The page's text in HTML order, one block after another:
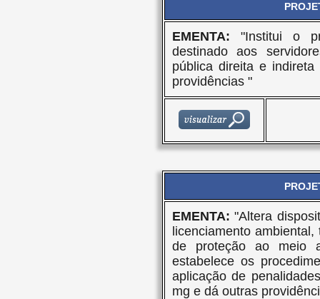
EMENTA: "Institui o
destinado aos
pública direita e
providências "
EMENTA: "Altera
licenciamento
de proteção ao meio
estabelece os
aplicação de
mg e dá outras